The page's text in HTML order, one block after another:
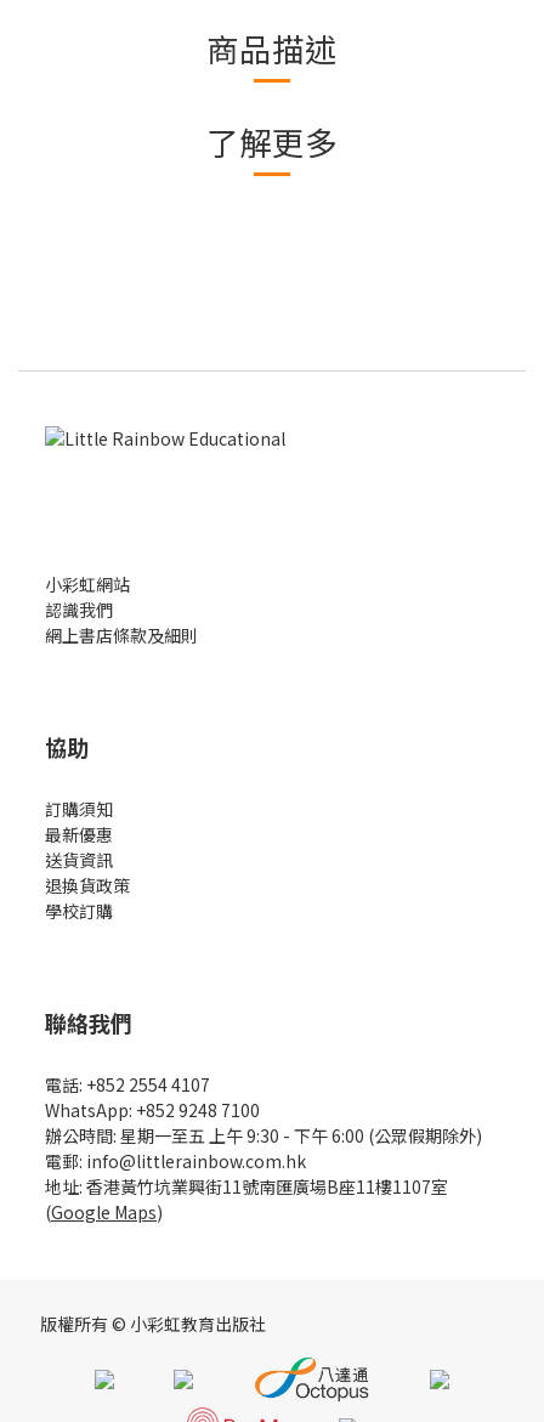
商品描述
了解更多
小彩虹網站
認識我們
網上書店條款及細則
協助
訂購須知
最新優惠
送貨資訊
退換貨政策
學校訂購
聯絡我們
電話: +852 2554 4107
WhatsApp: +852 9248 7100
辦公時間: 星期一至五 上午 9:30 - 下午 6:00 (公眾假期除外)
電郵: info@littlerainbow.com.hk
地址: 香港黃竹坑業興街11號南匯廣場B座11樓1107室
(Google Maps)
版權所有 © 小彩虹教育出版社